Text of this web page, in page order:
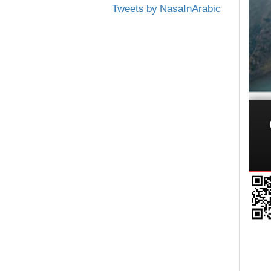
Tweets by NasaInArabic